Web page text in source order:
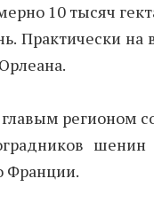
10 тысяч
Практически на
регионом
Франции.